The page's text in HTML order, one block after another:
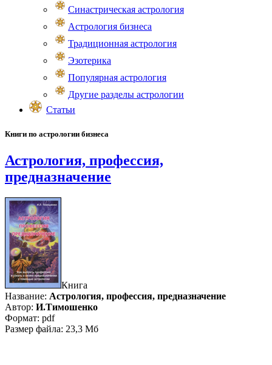
Синастрическая астрология
Астрология бизнеса
Традиционная астрология
Эзотерика
Популярная астрология
Другие разделы астрологии
Статьи
Книги по астрологии бизнеса
Астрология, профессия,
предназначение
Книга
Название: Астрология, профессия, предназначение
Автор: И.Тимошенко
Формат: pdf
Размер файла: 23,3 Мб